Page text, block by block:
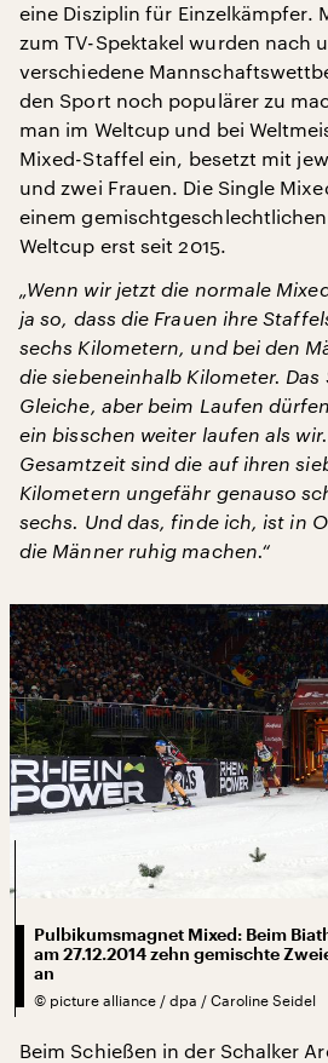
eine Disziplin für Einzelkämpfer.
zum TV-Spektakel wurden nach
verschiedene
den Sport noch populärer zu
man im Weltcup und bei
Mixed-Staffel ein, besetzt mit
und zwei Frauen. Die Single
einem
Weltcup erst seit 2015.
„Wenn wir jetzt die normale
ja so, dass die Frauen ihre
sechs Kilometern, und bei den
die siebeneinhalb Kilometer. Das
Gleiche, aber beim Laufen
ein bisschen weiter laufen als
Gesamtzeit sind die auf ihren
Kilometern ungefähr genauso
sechs. Und das, finde ich, ist in
die Männer ruhig machen.“
Pulbikumsmagnet Mixed: Beim
am 27.12.2014 zehn gemischte
an
© picture alliance / dpa / Caroline Seidel
Beim Schießen in der Schalker